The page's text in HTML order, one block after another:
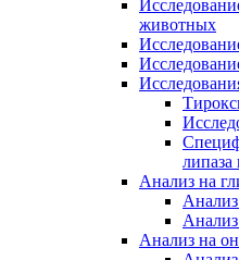
животных
липаза
Анализ на
Анализ на